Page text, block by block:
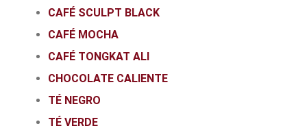
CAFÉ SCULPT BLACK
CAFÉ MOCHA
CAFÉ TONGKAT ALI
CHOCOLATE CALIENTE
TÉ NEGRO
TÉ VERDE